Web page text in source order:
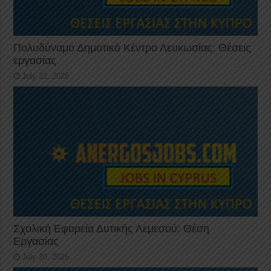
Πολυδύναμο Δημοτικό Κέντρο Λευκωσίας: Θέσεις
εργασίας
July 22, 2026
Σχολική Εφορεία Δυτικής Λεμεσού: Θέση
Εργασίας
July 20, 2026